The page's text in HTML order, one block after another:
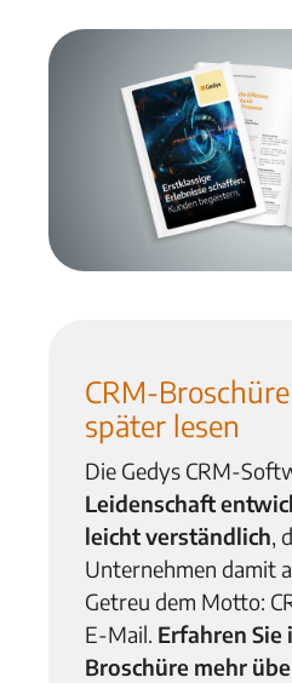
CRM-Broschüre
später lesen
Die Gedys CRM-
Leidenschaft
leicht verständlich,
Unternehmen damit
Getreu dem Motto:
E-Mail. Erfahren Sie
Broschüre mehr